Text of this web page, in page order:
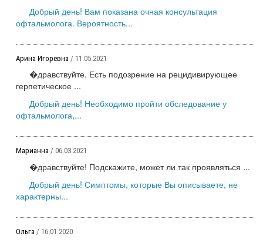
Добрый день! Вам показана очная консультация
офтальмолога. Вероятность...
Арина Игоревна / 11.05.2021
�дравствуйте. Есть подозрение на рецидивирующее
герпетическое ...
Добрый день! Необходимо пройти обследование у
офтальмолога,...
Марианна / 06.03.2021
�дравствуйте! Подскажите, может ли так проявляться ...
Добрый день! Симптомы, которые Вы описываете, не
характерны...
Ольга / 16.01.2020